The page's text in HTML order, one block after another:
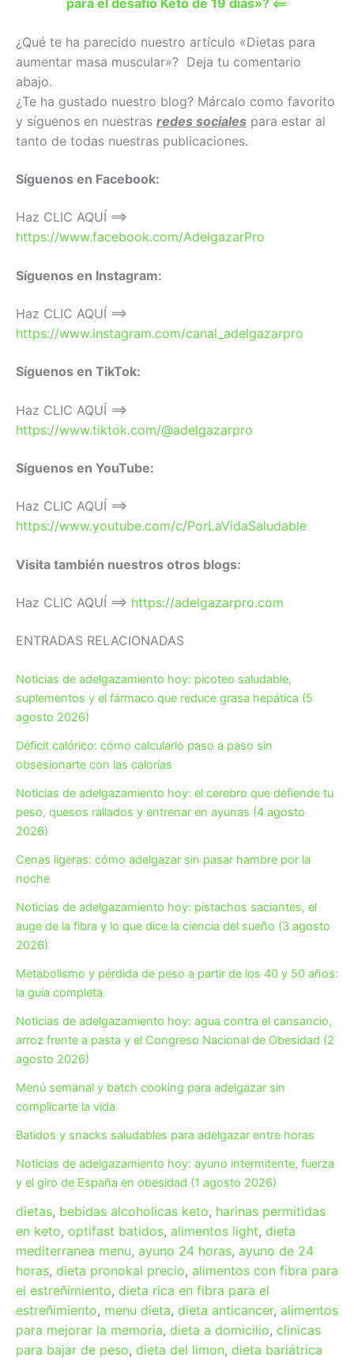
para el desafío Keto de 19 días»? <==
¿Qué te ha parecido nuestro artículo «Dietas para
aumentar masa muscular»? Deja tu comentario
abajo.
¿Te ha gustado nuestro blog? Márcalo como favorito
y síguenos en nuestras redes sociales para estar al
tanto de todas nuestras publicaciones.
Síguenos en Facebook:
Haz CLIC AQUÍ ==>
https://www.facebook.com/AdelgazarPro
Síguenos en Instagram:
Haz CLIC AQUÍ ==>
https://www.instagram.com/canal_adelgazarpro
Síguenos en TikTok:
Haz CLIC AQUÍ ==>
https://www.tiktok.com/@adelgazarpro
Síguenos en YouTube:
Haz CLIC AQUÍ ==>
https://www.youtube.com/c/PorLaVidaSaludable
Visita también nuestros otros blogs:
Haz CLIC AQUÍ ==> https://adelgazarpro.com
ENTRADAS RELACIONADAS
Noticias de adelgazamiento hoy: picoteo saludable,
suplementos y el fármaco que reduce grasa hepática (5
agosto 2026)
Déficit calórico: cómo calcularlo paso a paso sin
obsesionarte con las calorías
Noticias de adelgazamiento hoy: el cerebro que defiende tu
peso, quesos rallados y entrenar en ayunas (4 agosto
2026)
Cenas ligeras: cómo adelgazar sin pasar hambre por la
noche
Noticias de adelgazamiento hoy: pistachos saciantes, el
auge de la fibra y lo que dice la ciencia del sueño (3 agosto
2026)
Metabolismo y pérdida de peso a partir de los 40 y 50 años:
la guía completa
Noticias de adelgazamiento hoy: agua contra el cansancio,
arroz frente a pasta y el Congreso Nacional de Obesidad (2
agosto 2026)
Menú semanal y batch cooking para adelgazar sin
complicarte la vida
Batidos y snacks saludables para adelgazar entre horas
Noticias de adelgazamiento hoy: ayuno intermitente, fuerza
y el giro de España en obesidad (1 agosto 2026)
dietas, bebidas alcoholicas keto, harinas permitidas
en keto, optifast batidos, alimentos light, dieta
mediterranea menu, ayuno 24 horas, ayuno de 24
horas, dieta pronokal precio, alimentos con fibra para
el estreñimiento, dieta rica en fibra para el
estreñimiento, menu dieta, dieta anticancer, alimentos
para mejorar la memoria, dieta a domicilio, clinicas
para bajar de peso, dieta del limon, dieta bariátrica